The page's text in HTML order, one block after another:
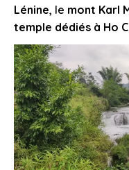
Lénine, le mont Karl
temple dédiés à Ho